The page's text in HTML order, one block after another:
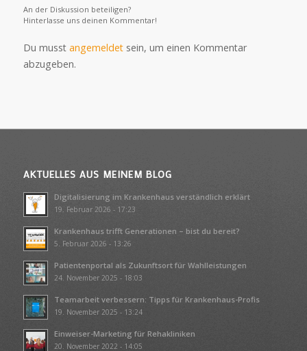
An der Diskussion beteiligen?
Hinterlasse uns deinen Kommentar!
Du musst angemeldetsein, um einen Kommentar
abzugeben.
AKTUELLES AUS MEINEM BLOG
Digitalisierung im Krankenhaus verständlich erklärt
19. Februar 2026 - 17:23
Krankenhaus trifft Generationen – bist du bereit?
5. Februar 2026 - 13:26
Patientenportal als Zukunftsort für Wahlleistungen
24. November 2025 - 18:03
Teamarbeit verbessern: Tipps für Krankenhaus-Profis
19. November 2025 - 13:24
Einweiser-Marketing für Rehakliniken
20. November 2022 - 14:05